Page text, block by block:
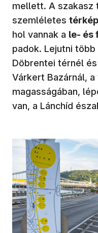
mellett. A szakasz
szemléletes
hol vannak a le- és
padok. Lejutni
Döbrentei térnél
Várkert Bazárnál,
magasságában,
van, a Lánchíd